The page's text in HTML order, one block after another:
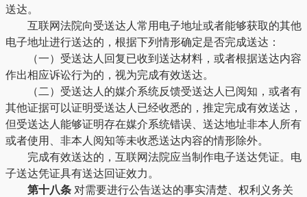
送达。
互联网法院向受送达人常用电子地址或者能够获取的其他
电子地址进行送达的，根据下列情形确定是否完成送达：
（一）受送达人回复已收到送达材料，或者根据送达内容
作出相应诉讼行为的，视为完成有效送达。
（二）受送达人的媒介系统反馈受送达人已阅知，或者有
其他证据可以证明受送达人已经收悉的，推定完成有效送达，
但受送达人能够证明存在媒介系统错误、送达地址非本人所有
或者使用、非本人阅知等未收悉送达内容的情形除外。
完成有效送达的，互联网法院应当制作电子送达凭证。电
子送达凭证具有送达回证效力。
第十八条 对需要进行公告送达的事实清楚、权利义务关